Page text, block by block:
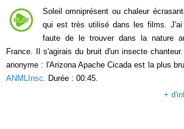
Soleil omniprésent ou chaleur
qui est très utilisé dans les films.
faute de le trouver dans la nature
France. Il s'agirais du bruit d'un insecte
anonyme : l'Arizona Apache Cicada est la plus
ANMLInsc. Durée : 00:45.
+